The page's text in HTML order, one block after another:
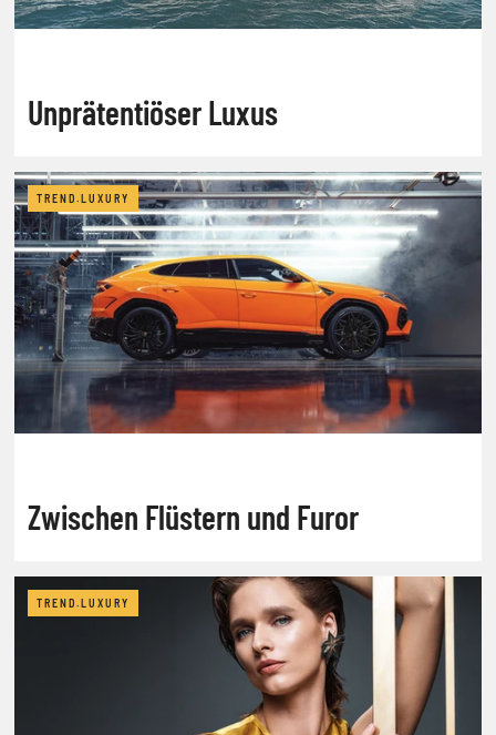
Unprätentiöser Luxus
TREND.LUXURY
Zwischen Flüstern und Furor
TREND.LUXURY